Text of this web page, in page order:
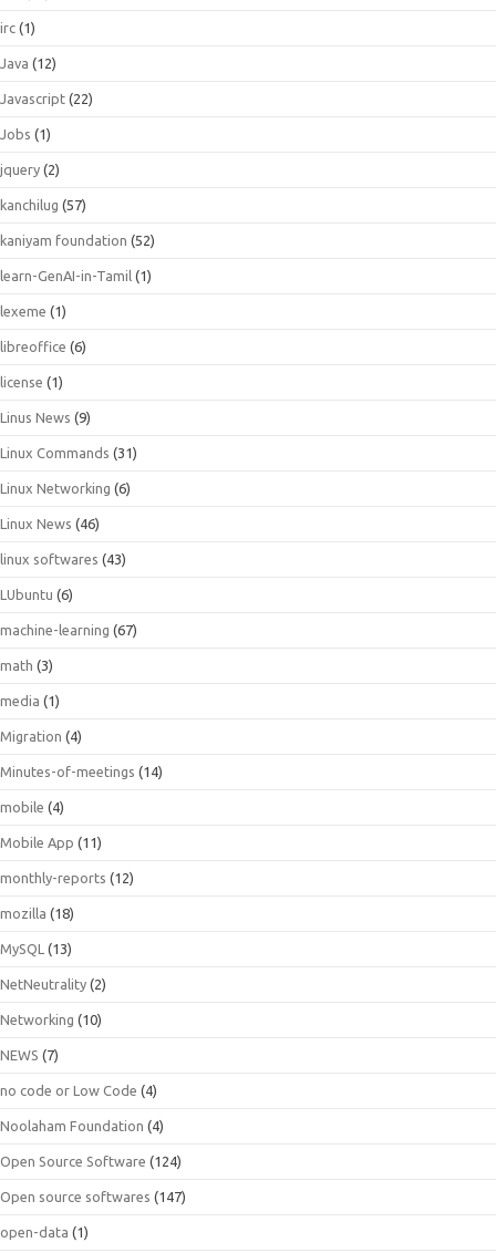
irc (1)
Java (12)
Javascript (22)
Jobs (1)
jquery (2)
kanchilug (57)
kaniyam foundation (52)
learn-GenAI-in-Tamil (1)
lexeme (1)
libreoffice (6)
license (1)
Linus News (9)
Linux Commands (31)
Linux Networking (6)
Linux News (46)
linux softwares (43)
LUbuntu (6)
machine-learning (67)
math (3)
media (1)
Migration (4)
Minutes-of-meetings (14)
mobile (4)
Mobile App (11)
monthly-reports (12)
mozilla (18)
MySQL (13)
NetNeutrality (2)
Networking (10)
NEWS (7)
no code or Low Code (4)
Noolaham Foundation (4)
Open Source Software (124)
Open source softwares (147)
open-data (1)